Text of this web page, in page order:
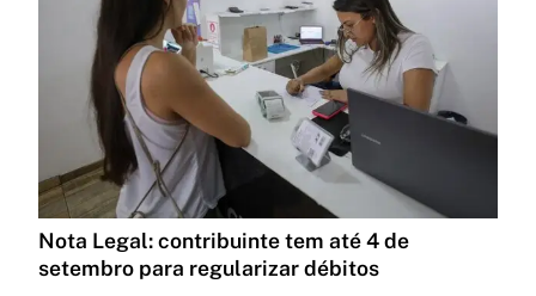
Nota Legal: contribuinte tem até 4 de
setembro para regularizar débitos